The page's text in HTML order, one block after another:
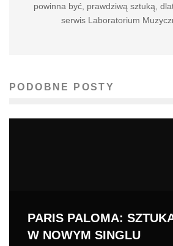
powinna być, prawdziwą sztuką,
serwis Laboratorium
PODOBNE POSTY
PARIS PALOMA:
W NOWYM SINGLU